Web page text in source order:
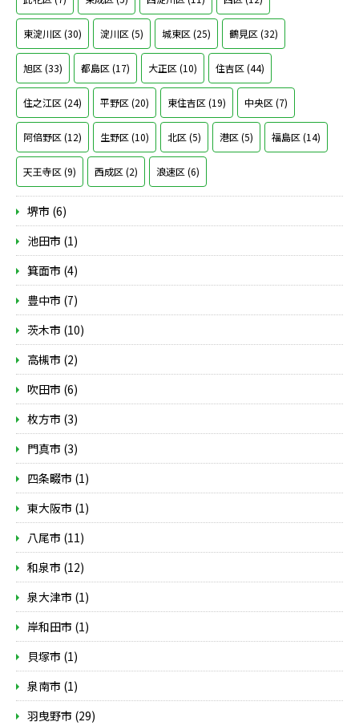
東淀川区 (30) 淀川区 (5) 城東区 (25) 鶴見区 (32)
旭区 (33) 都島区 (17) 大正区 (10) 住吉区 (44)
住之江区 (24) 平野区 (20) 東住吉区 (19) 中央区 (7)
阿倍野区 (12) 生野区 (10) 北区 (5) 港区 (5) 福島区 (14)
天王寺区 (9) 西成区 (2) 浪速区 (6)
堺市 (6)
池田市 (1)
箕面市 (4)
豊中市 (7)
茨木市 (10)
高槻市 (2)
吹田市 (6)
枚方市 (3)
門真市 (3)
四条畷市 (1)
東大阪市 (1)
八尾市 (11)
和泉市 (12)
泉大津市 (1)
岸和田市 (1)
貝塚市 (1)
泉南市 (1)
羽曳野市 (29)